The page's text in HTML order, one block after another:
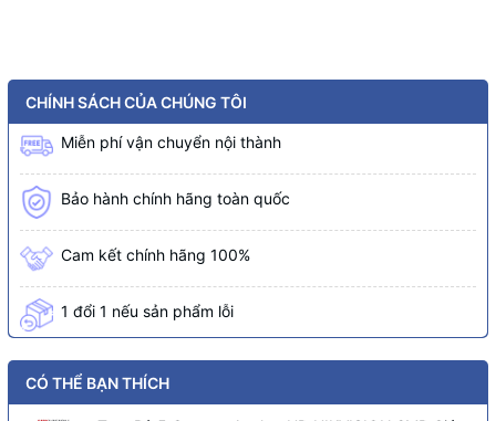
CHÍNH SÁCH CỦA CHÚNG TÔI
Miễn phí vận chuyển nội thành
Bảo hành chính hãng toàn quốc
Cam kết chính hãng 100%
1 đổi 1 nếu sản phẩm lỗi
CÓ THỂ BẠN THÍCH